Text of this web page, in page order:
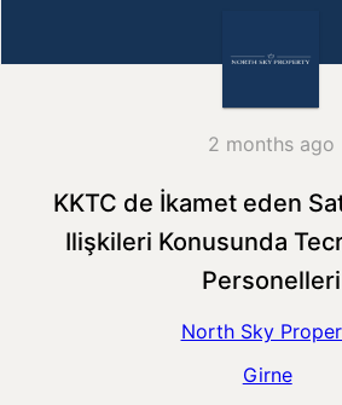
2 months ago
KKTC de İkamet eden
Ilişkileri Konusunda
Personelleri
North Sky
Girne